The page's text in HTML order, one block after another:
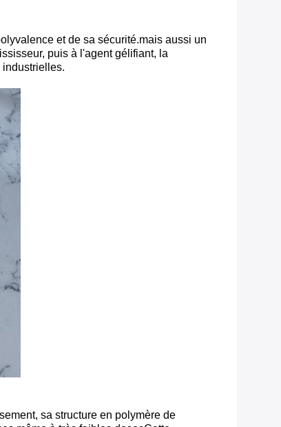
et de sa sécurité.mais aussi un
puis à l'agent gélifiant, la
industrielles.
sa structure en polymère de